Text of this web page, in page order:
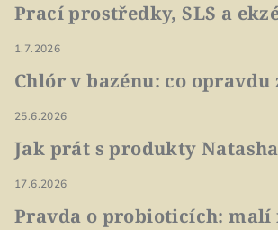
Prací prostředky, SLS a
1.7.2026
Chlór v bazénu: co
25.6.2026
Jak prát s produkty
17.6.2026
Pravda o probioticích: